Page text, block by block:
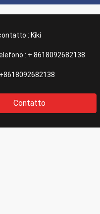
: Kiki
: + 8618092682138
+8618092682138
Contatto